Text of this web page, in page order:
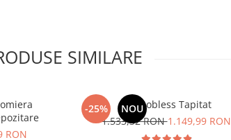
SIMILARE
RON
-25% NOU
Pat Nobless Tapitat
1.533,32 RON1.149,99 RON